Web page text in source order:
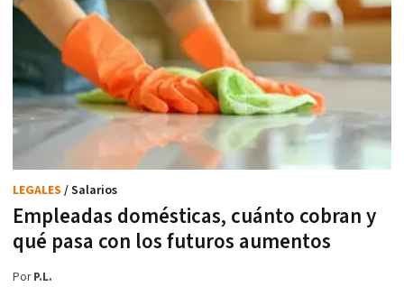
Empleadas domésticas, cuánto cobran y
qué pasa con los futuros aumentos
LEGALES / Salarios
PorP.L.